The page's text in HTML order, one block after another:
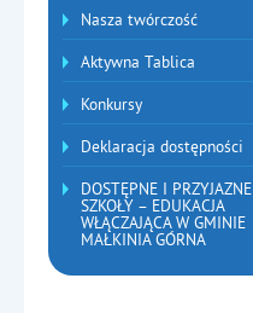
Nasza twórczość
Aktywna Tablica
Konkursy
Deklaracja dostępności
DOSTĘPNE I PRZYJAZNE
SZKOŁY – EDUKACJA
WŁĄCZAJĄCA W GMINIE
MAŁKINIA GÓRNA